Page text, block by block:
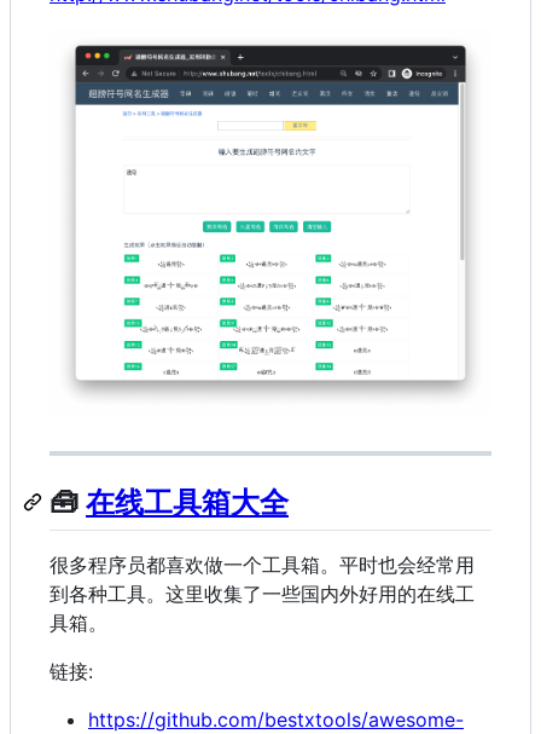
🧰 在线工具箱大全
很多程序员都喜欢做一个工具箱。平时也会经常用
到各种工具。这里收集了一些国内外好用的在线工
具箱。
链接:
https://github.com/bestxtools/awesome-